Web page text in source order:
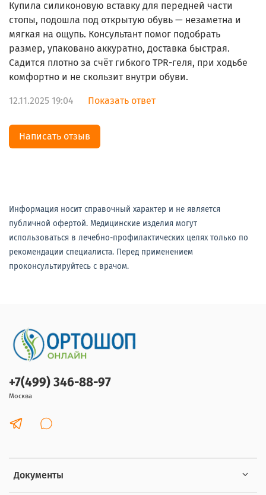
Купила силиконовую вставку для передней части
стопы, подошла под открытую обувь — незаметна и
мягкая на ощупь. Консультант помог подобрать
размер, упаковано аккуратно, доставка быстрая.
Садится плотно за счёт гибкого TPR-геля, при ходьбе
комфортно и не скользит внутри обуви.
12.11.2025 19:04 Показать ответ
Написать отзыв
Информация носит справочный характер и не является
публичной офертой. Медицинские изделия могут
использоваться в лечебно-профилактических целях только по
рекомендации специалиста. Перед применением
проконсультируйтесь с врачом.
Документы
+7(499) 346-88-97
Москва